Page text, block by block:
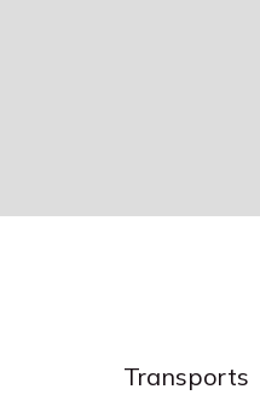
Transports